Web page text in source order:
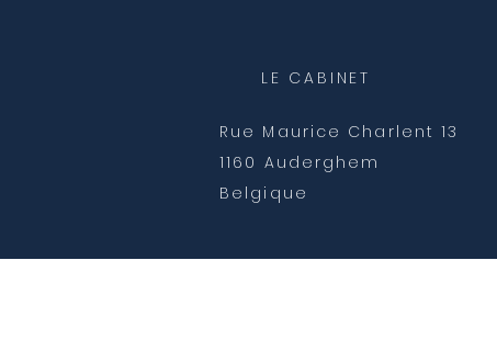
LE CABINET
Rue Maurice Charlent 13
1160 Auderghem
Belgique